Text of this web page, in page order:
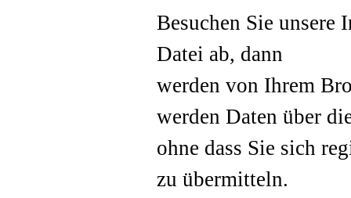
Besuchen Sie unsere
Datei ab, dann
werden von Ihrem
werden Daten über
ohne dass Sie sich
zu übermitteln.